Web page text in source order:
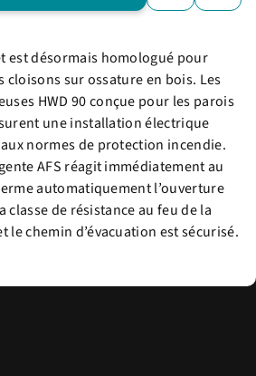
est désormais homologué pour
cloisons sur ossature en bois. Les
HWD 90 conçue pour les parois
une installation électrique
normes de protection incendie.
AFS réagit immédiatement au
automatiquement l’ouverture
classe de résistance au feu de la
le chemin d’évacuation est sécurisé.